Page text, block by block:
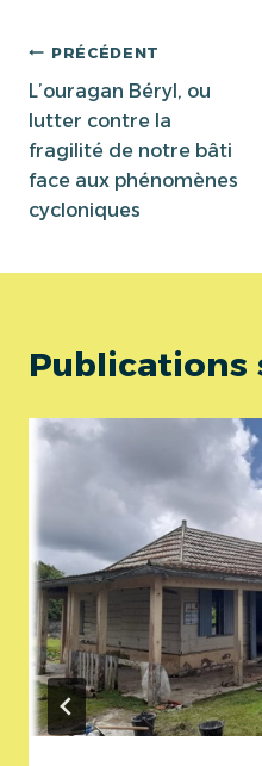
publication :
Navigation
de
l’article
PRÉCÉDENT
L’ouragan Béryl, ou
lutter contre la
fragilité de notre bâti
face aux phénomènes
cycloniques
Publications